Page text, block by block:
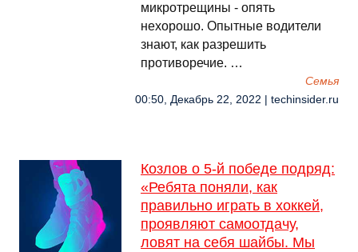
микротрещины - опять
нехорошо. Опытные водители
знают, как разрешить
противоречие. …
Семья
00:50, Декабрь 22, 2022 | techinsider.ru
Козлов о 5-й победе подряд:
«Ребята поняли, как
правильно играть в хоккей,
проявляют самоотдачу,
ловят на себя шайбы. Мы